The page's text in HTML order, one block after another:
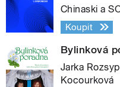
Chinaski a
Koupit
Bylinková
Jarka
Kocourková